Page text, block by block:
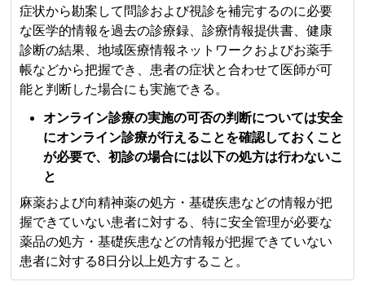
症状から勘案して問診および視診を補完するのに必要
な医学的情報を過去の診療録、診療情報提供書、健康
診断の結果、地域医療情報ネットワークおよびお薬手
帳などから把握でき、患者の症状と合わせて医師が可
能と判断した場合にも実施できる。
オンライン診療の実施の可否の判断については安全
にオンライン診療が行えることを確認しておくこと
が必要で、初診の場合には以下の処方は行わないこ
と
麻薬および向精神薬の処方・基礎疾患などの情報が把
握できていない患者に対する、特に安全管理が必要な
薬品の処方・基礎疾患などの情報が把握できていない
患者に対する8日分以上処方すること。